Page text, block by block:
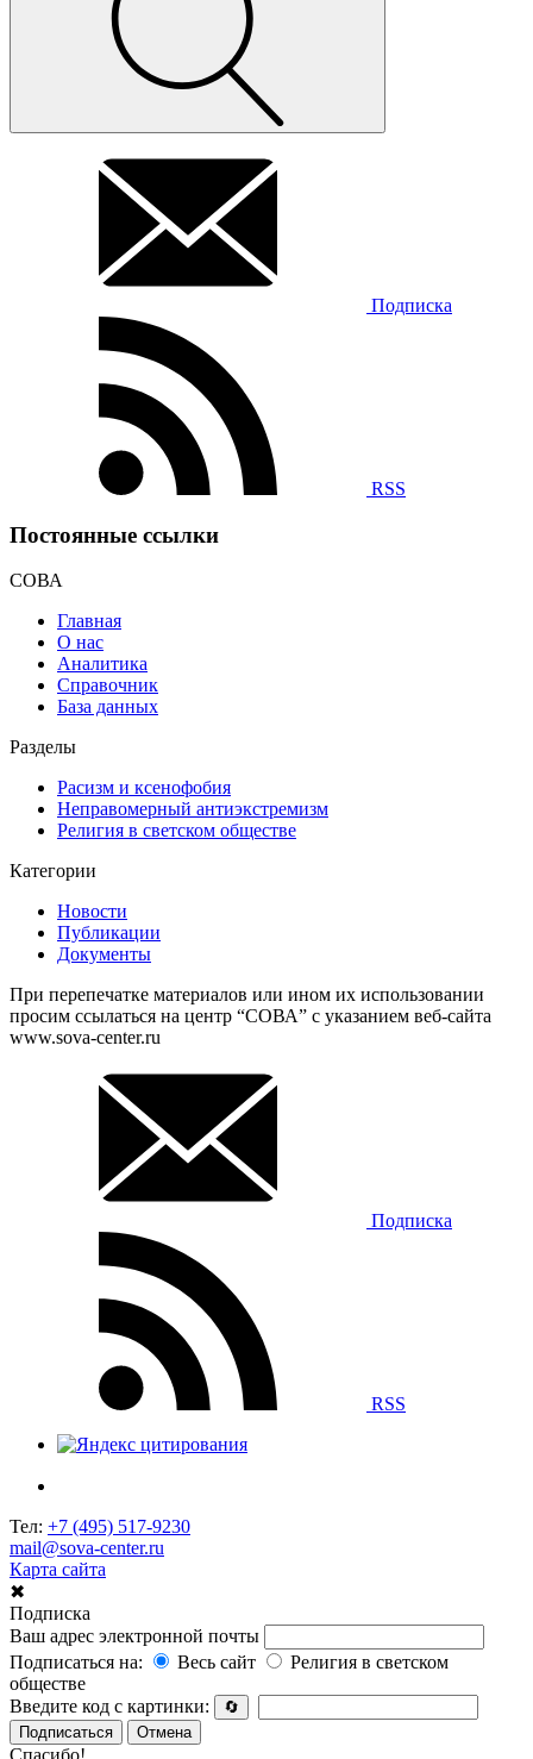
Подписка
RSS
Постоянные ссылки
СОВА
Главная
О нас
Аналитика
Справочник
База данных
Разделы
Расизм и ксенофобия
Неправомерный антиэкстремизм
Религия в светском обществе
Категории
Новости
Публикации
Документы
При перепечатке материалов или ином их использовании
просим ссылаться на центр “СОВА” с указанием веб-сайта
www.sova-center.ru
Подписка
RSS
Тел: +7 (495) 517-9230
mail@sova-center.ru
Карта сайта
✖
Подписка
Ваш адрес электронной почты
Подписаться на:
Весь сайт
Религия в светском
обществе
Введите код с картинки:
🔄
Подписаться
Отмена